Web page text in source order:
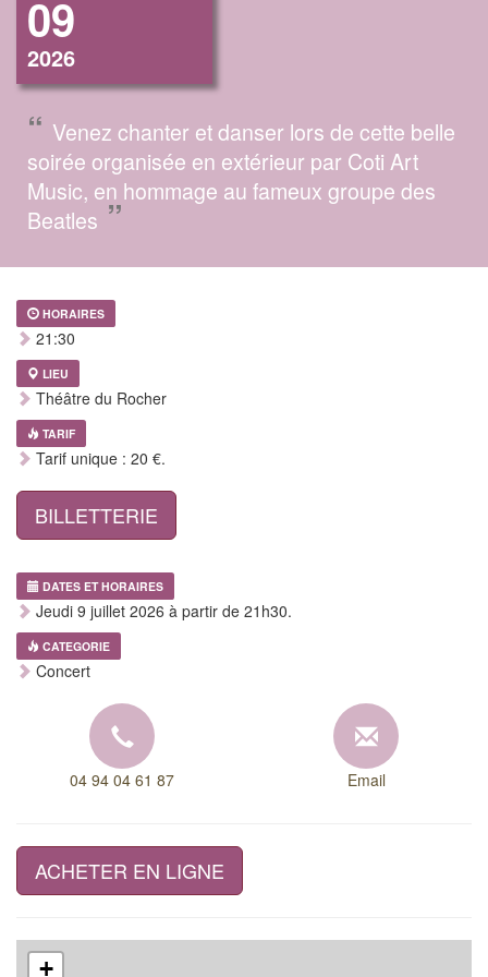
09
2026
“ Venez chanter et danser lors de cette belle
soirée organisée en extérieur par Coti Art
Music, en hommage au fameux groupe des
Beatles ”
HORAIRES
21:30
LIEU
Théâtre du Rocher
TARIF
Tarif unique : 20 €.
BILLETTERIE
DATES ET HORAIRES
Jeudi 9 juillet 2026 à partir de 21h30.
CATEGORIE
Concert
04 94 04 61 87 Email
ACHETER EN LIGNE
+